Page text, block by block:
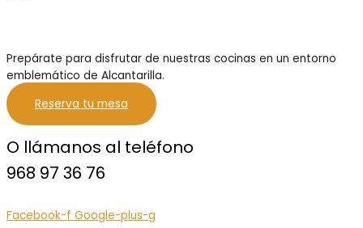
Prepárate para disfrutar de nuestras cocinas en un entorno
emblemático de Alcantarilla.
Reserva tu mesa
O llámanos al teléfono
968 97 36 76
Facebook-f Google-plus-g